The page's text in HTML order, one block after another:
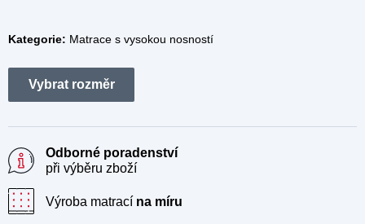
Kategorie: Matrace s vysokou nosností
Odborné poradenství
při výběru zboží
Výroba matrací na míru